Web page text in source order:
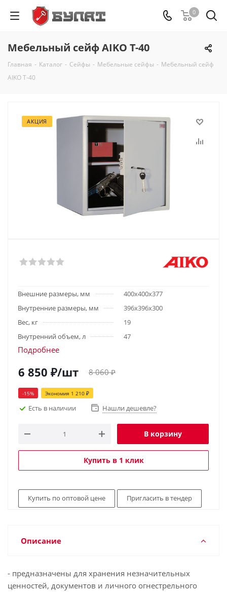
0
Мебельный сейф AIKO Т-40
Главная - Каталог - Сейфы - Мебельные сейфы - Мебельный сейф
AIKO Т-40
АКЦИЯ
Внешние размеры, мм
400х400х377
Внутренние размеры, мм
396х396х300
Вес, кг
19
Внутренний объем, л
47
Подробнее
6 850 ₽/шт 8 060₽
-15% Экономия 1 210 ₽
Есть в наличии Нашли дешевле?
В корзину
Купить в 1 клик
Купить по оптовой цене Пригласить в тендер
Описание
- предназначены для хранения незначительных
ценностей, документов и личного огнестрельного